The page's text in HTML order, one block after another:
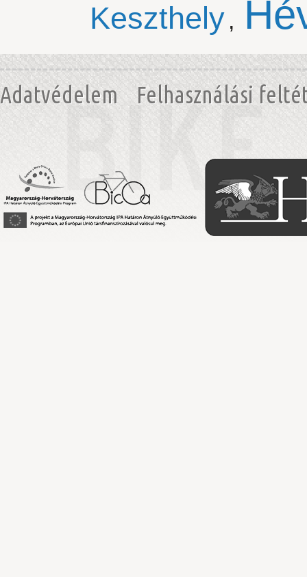
Keszthely ,
Adatvédelem Felhasználási